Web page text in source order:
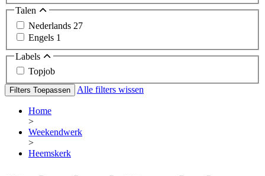
Talen
Nederlands 27
Engels 1
Labels
Topjob
Filters Toepassen Alle filters wissen
Home
>
Weekendwerk
>
Heemskerk